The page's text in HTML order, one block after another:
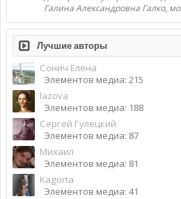
Галина Александровна Галко,
Лучшие авторы
Сонич Елена
Элементов медиа: 215
lazova
Элементов медиа: 188
Сергей Гулецкий
Элементов медиа: 87
Михаил
Элементов медиа: 81
Kagorta
Элементов медиа: 41